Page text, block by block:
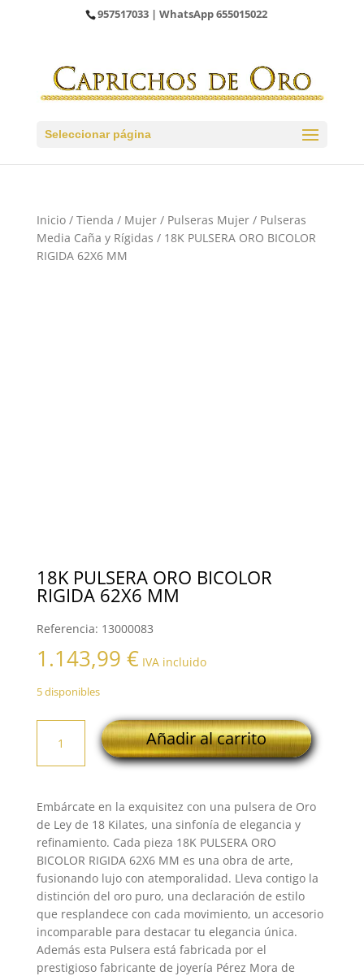
957517033 | WhatsApp655015022
Seleccionar página
Inicio/ Tienda / Mujer/ Pulseras Mujer/ Pulseras
Media Caña y Rígidas / 18K PULSERA ORO BICOLOR
RIGIDA 62X6 MM
18K PULSERA ORO BICOLOR
RIGIDA 62X6 MM
Referencia: 13000083
1.143,99 € IVA incluido
5 disponibles
PULSERA
ORO
RIGIDA
62X6
MM
Añadir al carrito
Embárcate en la exquisitez con una pulsera de Oro
de Ley de 18 Kilates, una sinfonía de elegancia y
refinamiento. Cada pieza 18K PULSERA ORO
BICOLOR RIGIDA 62X6 MM es una obra de arte,
fusionando lujo con atemporalidad. Lleva contigo la
distinción del oro puro, una declaración de estilo
que resplandece con cada movimiento, un accesorio
incomparable para destacar tu elegancia única.
Además esta Pulsera está fabricada por el
prestigioso fabricante de joyería Pérez Mora de